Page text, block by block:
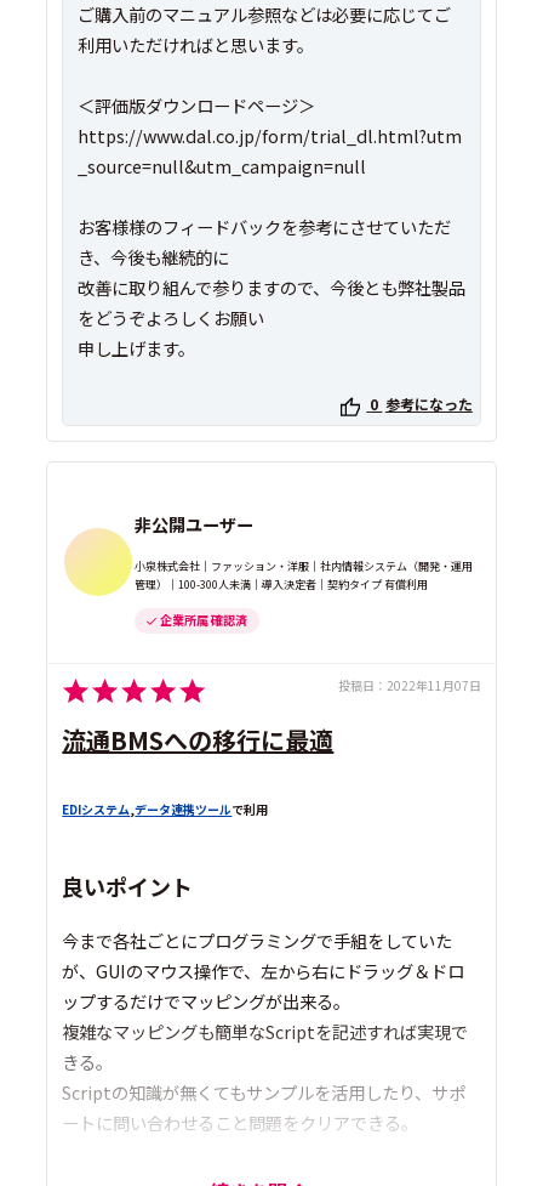
ご購入前のマニュアル参照などは必要に応じてご
利用いただければと思います。
＜評価版ダウンロードページ＞
https://www.dal.co.jp/form/trial_dl.html?utm
_source=null&utm_campaign=null
お客様様のフィードバックを参考にさせていただ
き、今後も継続的に
改善に取り組んで参りますので、今後とも弊社製品
をどうぞよろしくお願い
申し上げます。
0 参考になった
非公開ユーザー
小泉株式会社｜ファッション・洋服｜社内情報システム（開発・運用
管理）｜100-300人未満｜導入決定者｜契約タイプ 有償利用
企業所属 確認済
投稿日： 2022年11月07日
流通BMSへの移行に最適
EDIシステム ,データ連携ツールで利用
良いポイント
今まで各社ごとにプログラミングで手組をしていた
が、GUIのマウス操作で、左から右にドラッグ＆ドロ
ップするだけでマッピングが出来る。
複雑なマッピングも簡単なScriptを記述すれば実現で
きる。
Scriptの知識が無くてもサンプルを活用したり、サポ
ートに問い合わせること問題をクリアできる。